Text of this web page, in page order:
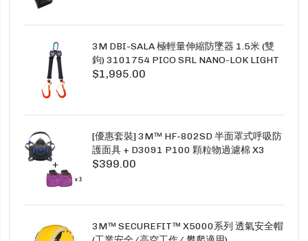
3M DBI-SALA 極輕量伸縮防墜器 1.5米 (雙
鉤) 3101754 PICO SRL NANO-LOK LIGHT
1.5M TWINS
$1,995.00
[優惠套裝] 3M™ HF-802SD 半面罩式呼吸防
護面具 + D3091 P100 顆粒物過濾棉 X3
SECURE CLICK HF-802SD HF-800SD 系列
$399.00
3M™ SECUREFIT™ X5000系列 透氣安全帽